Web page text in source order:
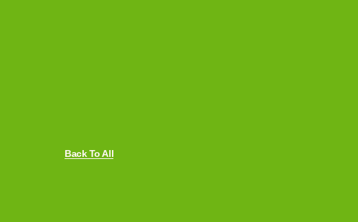
Back To All